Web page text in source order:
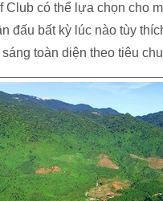
có thể lựa chọn cho
đấu bất kỳ lúc nào tùy
toàn diện theo tiêu